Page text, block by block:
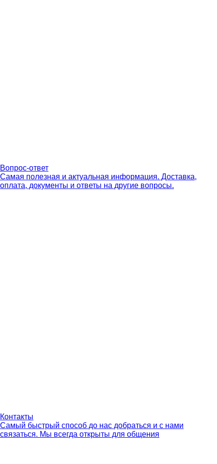
Вопрос-ответ
Самая полезная и актуальная информация. Доставка,
оплата, документы и ответы на другие вопросы.
Контакты
Самый быстрый способ до нас добраться и с нами
связаться. Мы всегда открыты для общения